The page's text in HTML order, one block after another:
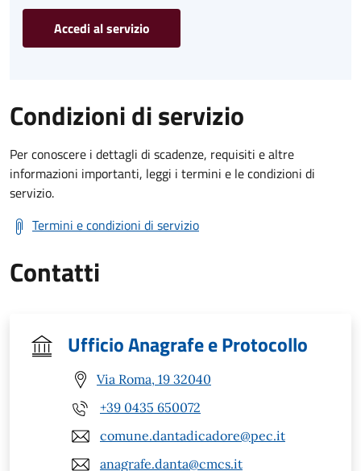
Accedi al servizio
Condizioni di servizio
Per conoscere i dettagli di scadenze, requisiti e altre
informazioni importanti, leggi i termini e le condizioni di
servizio.
Termini e condizioni di servizio
Contatti
Ufficio Anagrafe e Protocollo
Via Roma, 19 32040
+39 0435 650072
comune.dantadicadore@pec.it
anagrafe.danta@cmcs.it